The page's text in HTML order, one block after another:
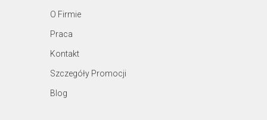
O Firmie
Praca
Kontakt
Szczegóły Promocji
Blog